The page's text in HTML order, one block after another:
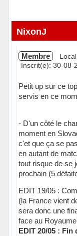
NixonJ
Membre
Inscrit(e): 30-08-
Petit up sur ce
servis en ce
- D'un côté le
moment en
c'et que ça se
en autant de
tout risque de se
prochain (5
EDIT 19/05 :
(la France vient
sera donc une
face au
EDIT 20/05 :